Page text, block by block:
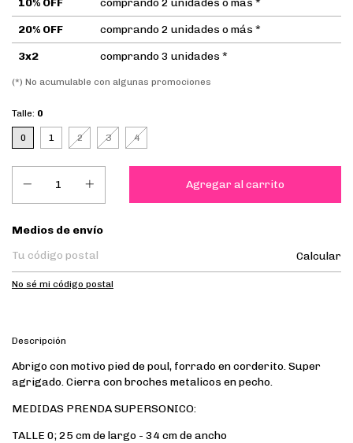
10% OFF
comprando 2 unidades o más *
20% OFF
comprando 2 unidades o más *
3x2
comprando 3 unidades *
(*) No acumulable con algunas promociones
Talle: 0
0 1 2 3 4
Entregas para el CP:
Medios de envío
Calcular
No sé mi código postal
Descripción
Abrigo con motivo pied de poul, forrado en corderito. Super
agrigado. Cierra con broches metalicos en pecho.
MEDIDAS PRENDA SUPERSONICO:
TALLE 0; 25 cm de largo - 34 cm de ancho